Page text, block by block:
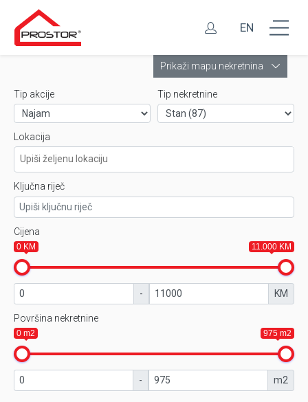
EN
Prikaži mapu nekretnina
Tip akcije Tip nekretnine
Lokacija
Ključna riječ
Cijena
0 KM 11.000 KM
- KM
Površina nekretnine
0 m2 975 m2
- m2